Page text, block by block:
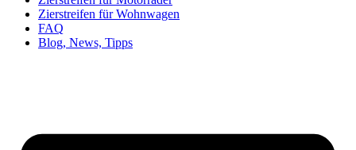
Zierstreifen für Wohnwagen
FAQ
Blog, News, Tipps